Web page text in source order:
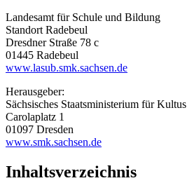
Landesamt für Schule und Bildung
Standort Radebeul
Dresdner Straße 78 c
01445 Radebeul
www.lasub.smk.sachsen.de
Herausgeber:
Sächsisches Staatsministerium für Kultus
Carolaplatz 1
01097 Dresden
www.smk.sachsen.de
Inhaltsverzeichnis